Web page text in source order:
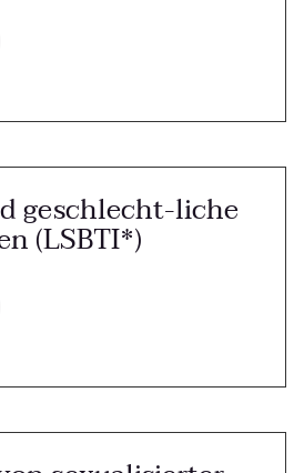
geschlecht-liche
(LSBTI*)